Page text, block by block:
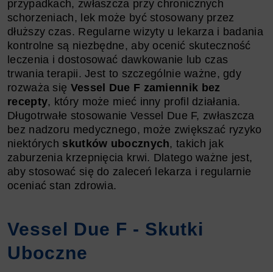
przypadkach, zwłaszcza przy chronicznych
schorzeniach, lek może być stosowany przez
dłuższy czas. Regularne wizyty u lekarza i badania
kontrolne są niezbędne, aby ocenić skuteczność
leczenia i dostosować dawkowanie lub czas
trwania terapii. Jest to szczególnie ważne, gdy
rozważa się Vessel Due F zamiennik bez
recepty, który może mieć inny profil działania.
Długotrwałe stosowanie Vessel Due F, zwłaszcza
bez nadzoru medycznego, może zwiększać ryzyko
niektórych skutków ubocznych, takich jak
zaburzenia krzepnięcia krwi. Dlatego ważne jest,
aby stosować się do zaleceń lekarza i regularnie
oceniać stan zdrowia.
Vessel Due F - Skutki
Uboczne